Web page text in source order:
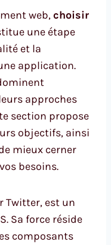
web,choisir
une étape
et la
application.
approches
section propose
objectifs, ainsi
mieux cerner
besoins.
Twitter, est un
Sa force réside
composants